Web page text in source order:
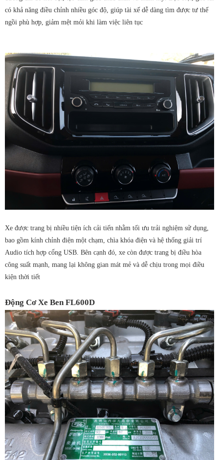
có khả năng điều chỉnh nhiều góc độ, giúp tài xế dễ dàng tìm được tư thế
ngồi phù hợp, giảm mệt mỏi khi làm việc liên tục
Xe được trang bị nhiều tiện ích cải tiến nhằm tối ưu trải nghiệm sử dụng,
bao gồm kính chỉnh điện một chạm, chìa khóa điện và hệ thống giải trí
Audio tích hợp cổng USB. Bên cạnh đó, xe còn được trang bị điều hòa
công suất mạnh, mang lại không gian mát mẻ và dễ chịu trong mọi điều
kiện thời tiết
Động Cơ Xe Ben FL600D